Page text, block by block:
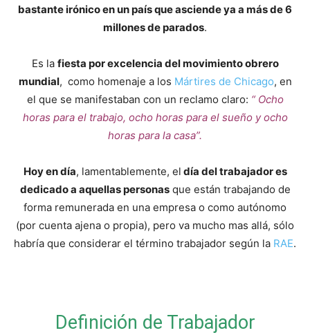
economia.
bastante irónico en un país que asciende ya a más de 6
millones de parados.
Es la fiesta por excelencia del movimiento obrero
mundial, como homenaje a los Mártires de Chicago, en
el que se manifestaban con un reclamo claro: “ Ocho
horas para el trabajo, ocho horas para el sueño y ocho
horas para la casa”.
Hoy en día, lamentablemente, el día del trabajador es
dedicado a aquellas personasque están trabajando de
forma remunerada en una empresa o como autónomo
(por cuenta ajena o propia), pero va mucho mas allá, sólo
habría que considerar el término trabajador según la RAE.
Definición de Trabajador